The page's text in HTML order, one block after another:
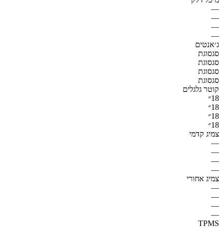
—
—
—
—
ג׳אנטים
סגסוגת
סגסוגת
סגסוגת
סגסוגת
קוטר גלגלים
18״
18״
18״
18״
צמיג קדמי
—
—
—
—
צמיג אחורי
—
—
—
—
TPMS